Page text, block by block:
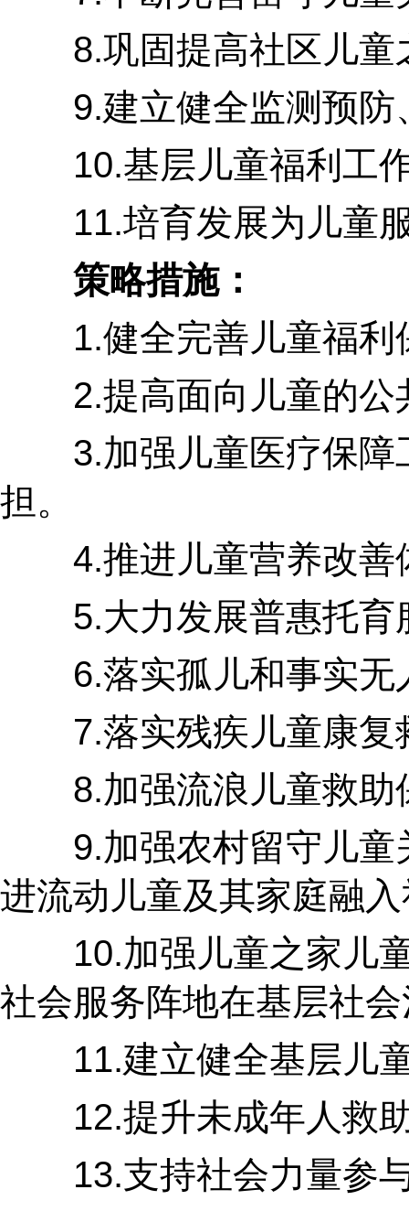
8.巩固提高社区儿童
9.建立健全监测预防、
10.基层儿童福利工作
11.培育发展为儿童服
策略措施：
1.健全完善儿童福利保
2.提高面向儿童的公共
3.加强儿童医疗保障工
担。
4.推进儿童营养改善体
5.大力发展普惠托育服
6.落实孤儿和事实无人
7.落实残疾儿童康复救
8.加强流浪儿童救助保
9.加强农村留守儿童关
进流动儿童及其家庭融
10.加强儿童之家儿童
社会服务阵地在基层社
11.建立健全基层儿童
12.提升未成年人救助
13.支持社会力量参与